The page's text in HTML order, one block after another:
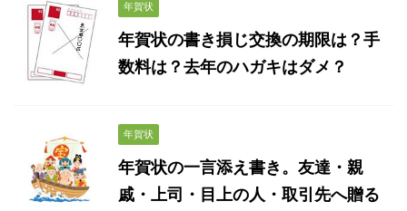
年賀状
年賀状の書き損じ交換の期限は？手
数料は？去年のハガキはダメ？
年賀状
年賀状の一言添え書き。友達・親
戚・上司・目上の人・取引先へ贈る